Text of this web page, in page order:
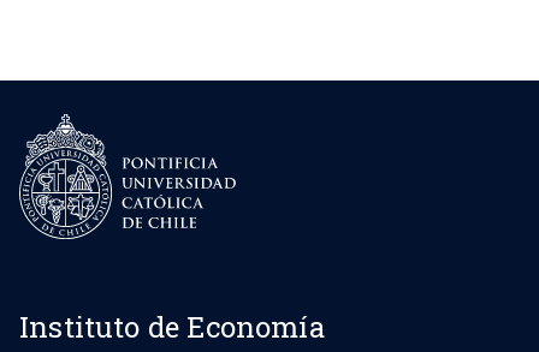
Instituto de Economía